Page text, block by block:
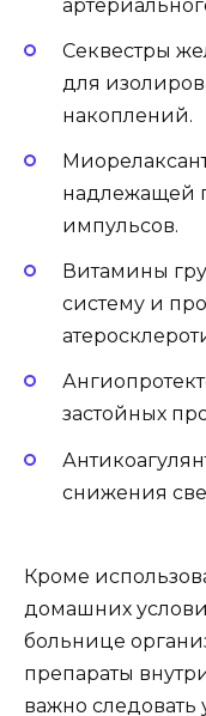
Секвестры
для
накоплений.
надлежащей
импульсов.
Витамины
систему и
застойных
снижения
Кроме
домашних
больнице
препараты
важно следовать